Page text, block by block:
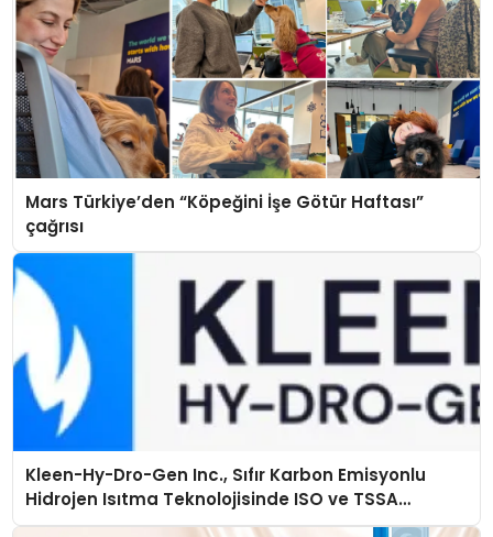
Mars Türkiye’den “Köpeğini İşe Götür Haftası”
çağrısı
Kleen-Hy-Dro-Gen Inc., Sıfır Karbon Emisyonlu
Hidrojen Isıtma Teknolojisinde ISO ve TSSA
Düzenleyici Onaylarını Aldı